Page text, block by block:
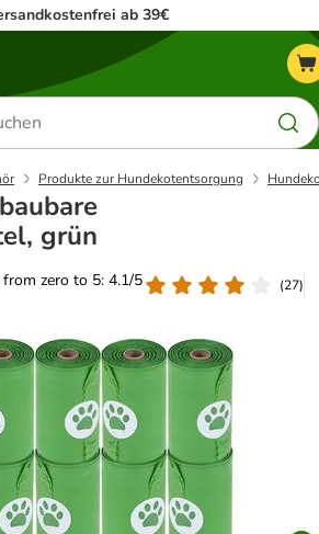
ab 39€
Produkte zur Hundekotentsorgung
grün
zero to 5: 4.1/5
(27)